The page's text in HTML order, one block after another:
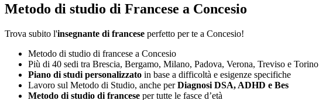
Metodo di studio di Francese a Concesio
Trova subito l'insegnante di francese perfetto per te a Concesio!
Metodo di studio di francese a Concesio
Più di 40 sedi tra Brescia, Bergamo, Milano, Padova, Verona, Treviso e Torino
Piano di studi personalizzato in base a difficoltà e esigenze specifiche
Lavoro sul Metodo di Studio, anche perDiagnosi DSA, ADHD e Bes
Metodo di studio di francese per tutte le fasce d’età